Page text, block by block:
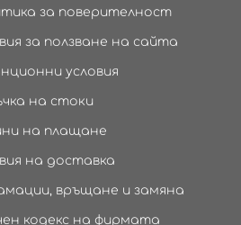
за поверителност
за ползване на сайта
условия
на стоки
на плащане
на доставка
връщане и замяна
кодекс на фирмата